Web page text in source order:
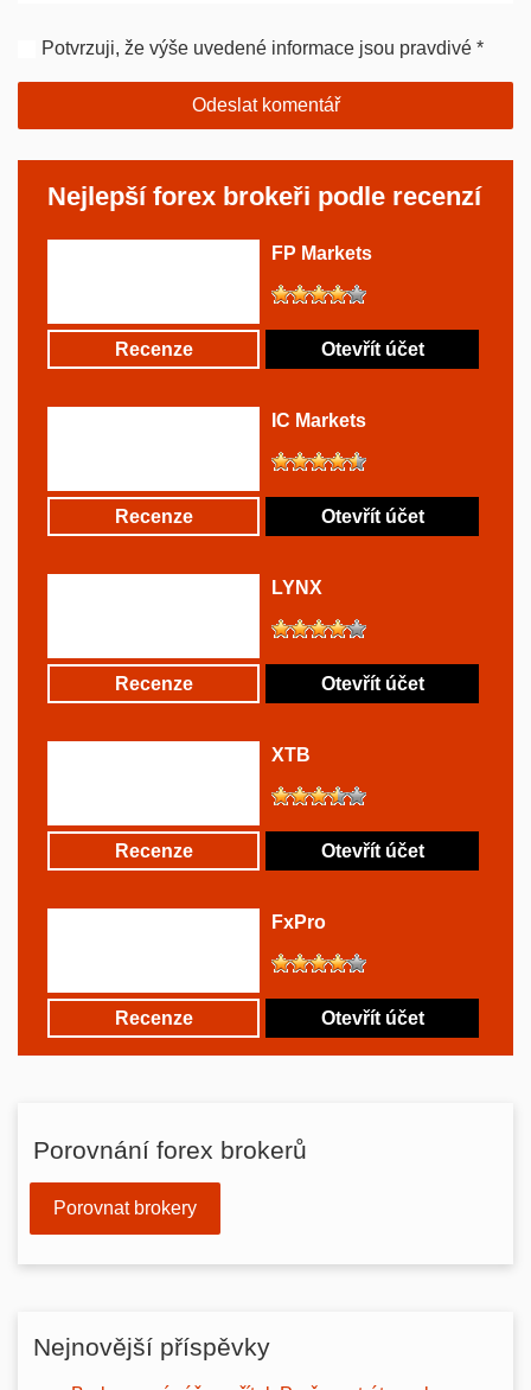
Potvrzuji, že výše uvedené informace jsou pravdivé *
Nejlepší forex brokeři podle recenzí
FP Markets
Recenze Otevřít účet
IC Markets
Recenze Otevřít účet
LYNX
Recenze Otevřít účet
XTB
Recenze Otevřít účet
FxPro
Recenze Otevřít účet
Porovnání forex brokerů
Porovnat brokery
Nejnovější příspěvky